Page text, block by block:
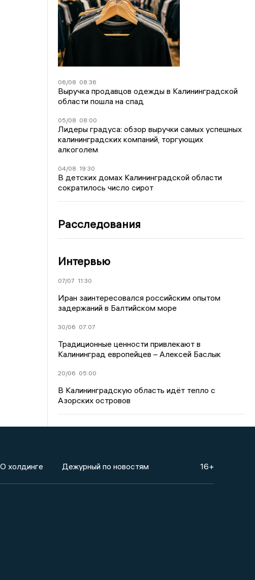
06/08 08:36
Выручка продавцов одежды в Калининградской
области пошла на спад
05/08 08:00
Лидеры градуса: обзор выручки самых успешных
калининградских компаний, торгующих
алкоголем
04/08 19:30
В детских домах Калининградской области
сократилось число сирот
Расследования
Интервью
07/07 11:30
Иран заинтересовался российским опытом
задержаний в Балтийском море
30/06 07:07
Традиционные ценности привлекают в
Калининград европейцев – Алексей Баслык
20/06 05:00
В Калининградскую область идёт тепло с
Азорских островов
О холдинге Дежурный по новостям 16+